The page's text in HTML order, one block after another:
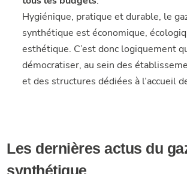
Hygiénique, pratique et durable, le
synthétique est économique,
esthétique. C’est donc logiquement
démocratiser, au sein des
et des structures dédiées à l’accueil
Les dernières actus du
synthétique